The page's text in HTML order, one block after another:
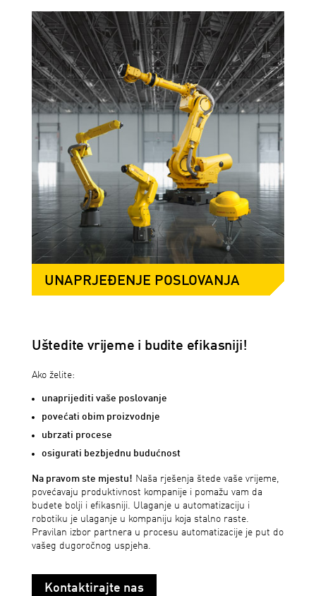
UNAPRJEĐENJE POSLOVANJA
Uštedite vrijeme i budite efikasniji!
Ako želite:
unaprijediti vaše poslovanje
povećati obim proizvodnje
ubrzati procese
osigurati bezbjednu budućnost
Na pravom ste mjestu! Naša rješenja štede vaše vrijeme,
povećavaju produktivnost kompanije i pomažu vam da
budete bolji i efikasniji. Ulaganje u automatizaciju i
robotiku je ulaganje u kompaniju koja stalno raste.
Pravilan izbor partnera u procesu automatizacije je put do
vašeg dugoročnog uspjeha.
Kontaktirajte nas